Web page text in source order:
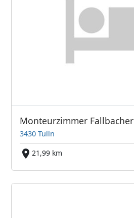
Monteurzimmer Fallbacher
3430 Tulln
21,99 km